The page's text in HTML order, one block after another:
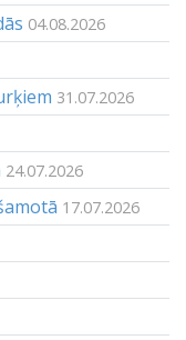
04.08.2026
31.07.2026
24.07.2026
17.07.2026